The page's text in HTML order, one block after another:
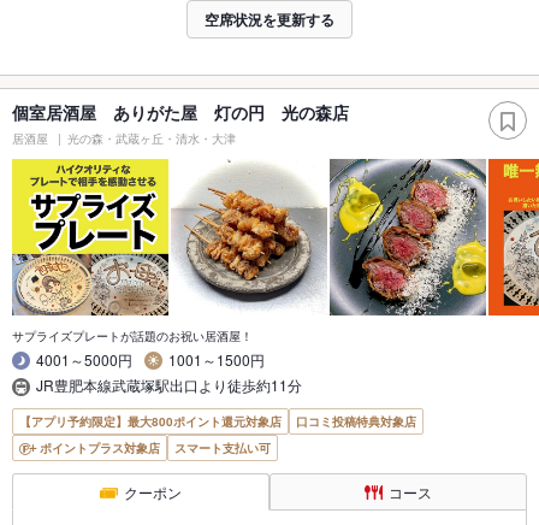
空席状況を更新する
個室居酒屋 ありがた屋 灯の円 光の森店
居酒屋 光の森・武蔵ヶ丘・清水・大津
サプライズプレートが話題のお祝い居酒屋！
4001～5000円
1001～1500円
JR豊肥本線武蔵塚駅出口より徒歩約11分
【アプリ予約限定】最大800ポイント還元対象店
口コミ投稿特典対象店
ポイントプラス対象店
スマート支払い可
クーポン コース